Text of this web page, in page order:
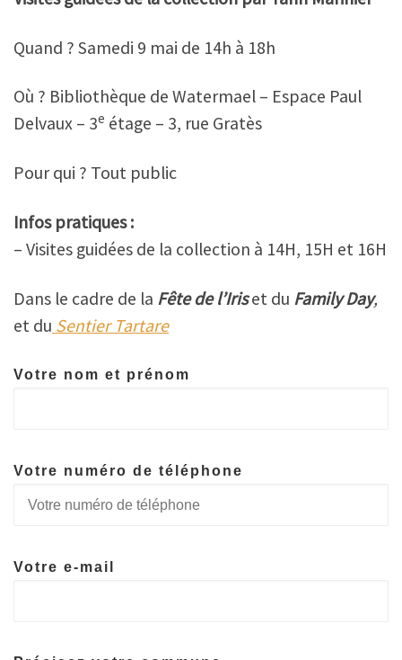
Quand ? Samedi 9 mai de 14h à 18h
Où ? Bibliothèque de Watermael – Espace Paul
Delvaux – 3e étage – 3, rue Gratès
Pour qui ? Tout public
Infos pratiques :
– Visites guidées de la collection à 14H, 15H et 16H
Dans le cadre de la Fête de l’Iriset du Family Day,
et du Sentier Tartare
Votre nom et prénom
Votre numéro de téléphone
Votre e-mail